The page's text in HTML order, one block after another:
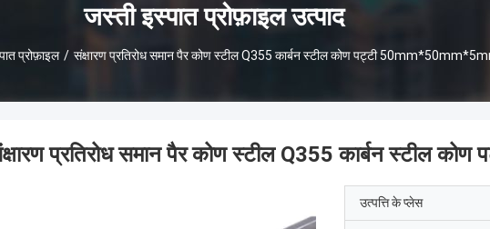
जस्ती इस्पात प्रोफ़ाइल उत्पाद
प्रोफ़ाइल / संक्षारण प्रतिरोध समान पैर कोण स्टील Q355 कार्बन स्टील कोण पट्टी
प्रतिरोध समान पैर कोण स्टील Q355 कार्बन स्टील
उत्पत्ति के प्लेस